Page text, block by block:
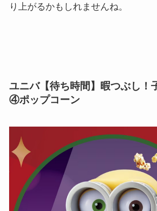
り上がるかもしれませんね。
ユニバ【待ち時間】暇つぶし！
④ポップコーン